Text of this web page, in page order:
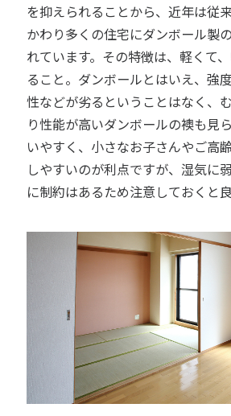
を抑えられることから、近年は従
かわり多くの住宅にダンボール製
れています。その特徴は、軽くて
ること。ダンボールとはいえ、強
性などが劣るということはなく、
り性能が高いダンボールの襖も見
いやすく、小さなお子さんやご高
しやすいのが利点ですが、湿気に
に制約はあるため注意しておくと